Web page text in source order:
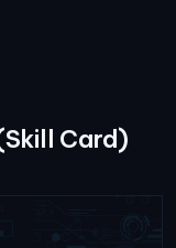
Card)